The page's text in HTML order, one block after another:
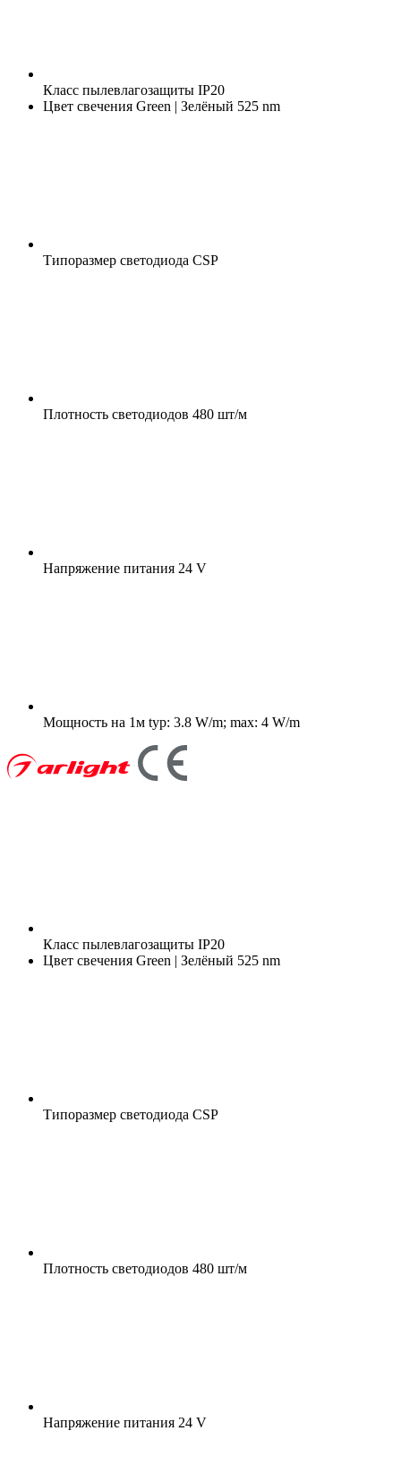
Класс пылевлагозащиты IP20
Цвет свечения Green | Зелёный 525 nm
Типоразмер светодиода CSP
Плотность светодиодов 480 шт/м
Напряжение питания 24 V
Мощность на 1м typ: 3.8 W/m; max: 4 W/m
Класс пылевлагозащиты IP20
Цвет свечения Green | Зелёный 525 nm
Типоразмер светодиода CSP
Плотность светодиодов 480 шт/м
Напряжение питания 24 V